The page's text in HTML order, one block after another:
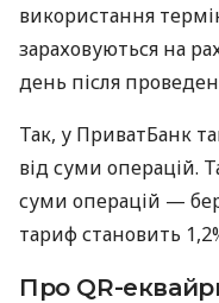
використання
зараховуються на
день після
Так, у ПриватБанк
від суми операцій.
суми операцій —
тариф становить
Про QR-